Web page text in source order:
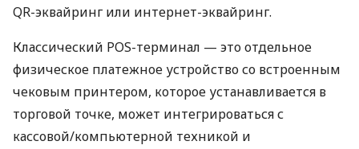
QR-эквайринг или интернет-эквайринг.
Классический POS-терминал — это отдельное
физическое платежное устройство со встроенным
чековым принтером, которое устанавливается в
торговой точке, может интегрироваться с
кассовой/компьютерной техникой и